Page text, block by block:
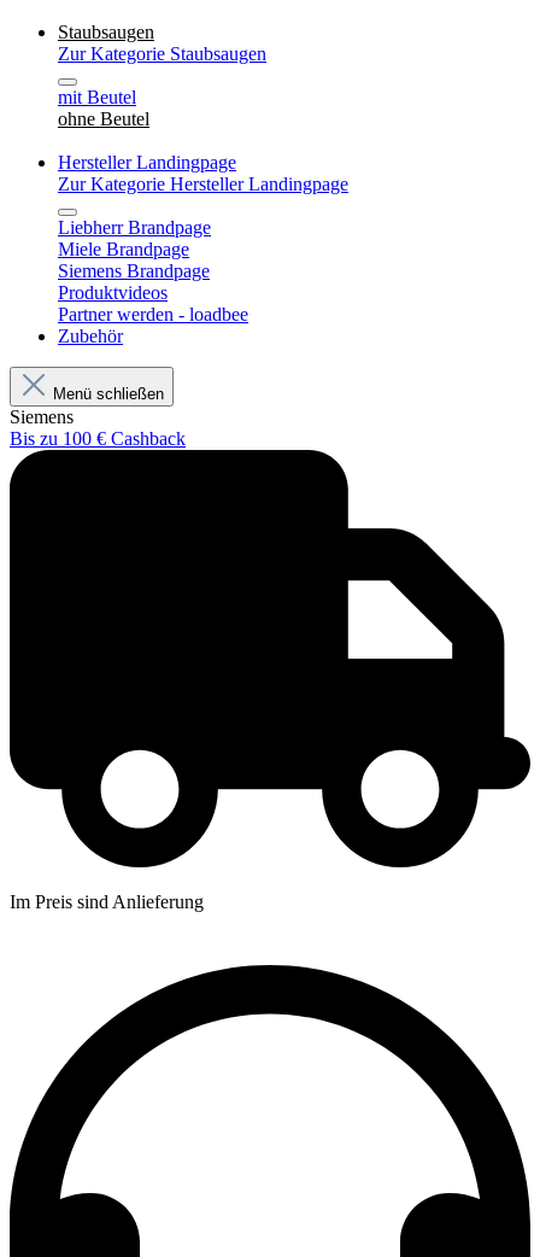
Staubsaugen
Zur Kategorie Staubsaugen
mit Beutel
ohne Beutel
Hersteller Landingpage
Zur Kategorie Hersteller Landingpage
Liebherr Brandpage
Miele Brandpage
Siemens Brandpage
Produktvideos
Partner werden - loadbee
Zubehör
Menü schließen
Siemens
Bis zu 100 € Cashback
Im Preis sind Anlieferung